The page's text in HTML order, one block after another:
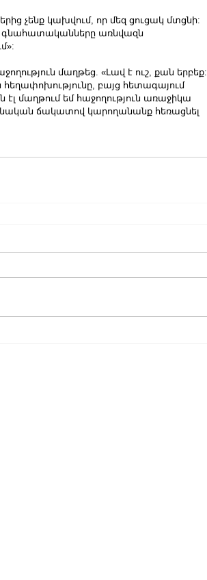
առնվազն
մաղթեց. «Լավ է ուշ, քան երբեք:
հեղափոխությունը, բայց հետագայում
էլ մաղթում եմ հաջողություն առաջիկա
ճակատով կարողանանք հեռացնել